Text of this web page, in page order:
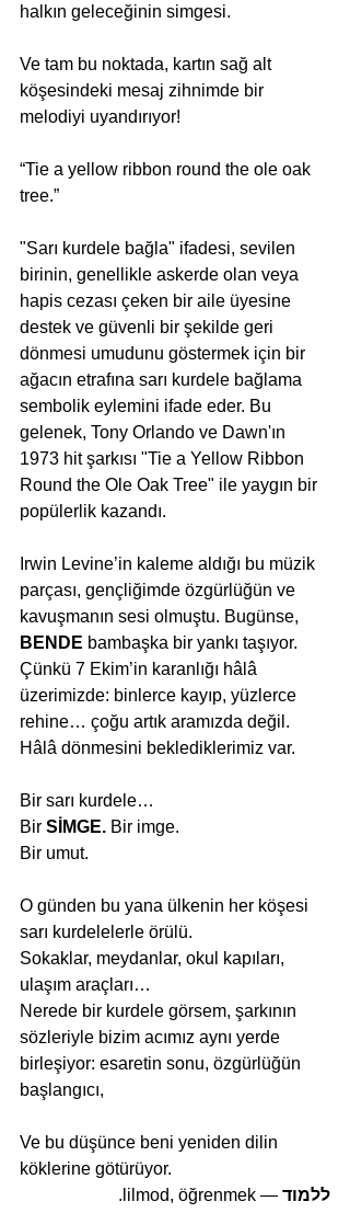
halkın geleceğinin simgesi.
Ve tam bu noktada, kartın sağ alt
köşesindeki mesaj zihnimde bir
melodiyi uyandırıyor!
“Tie a yellow ribbon round the ole oak
tree.”
"Sarı kurdele bağla" ifadesi, sevilen
birinin, genellikle askerde olan veya
hapis cezası çeken bir aile üyesine
destek ve güvenli bir şekilde geri
dönmesi umudunu göstermek için bir
ağacın etrafına sarı kurdele bağlama
sembolik eylemini ifade eder. Bu
gelenek, Tony Orlando ve Dawn'ın
1973 hit şarkısı "Tie a Yellow Ribbon
Round the Ole Oak Tree" ile yaygın bir
popülerlik kazandı.
Irwin Levine’in kaleme aldığı bu müzik
parçası, gençliğimde özgürlüğün ve
kavuşmanın sesi olmuştu. Bugünse,
BENDE bambaşka bir yankı taşıyor.
Çünkü 7 Ekim’in karanlığı hâlâ
üzerimizde: binlerce kayıp, yüzlerce
rehine… çoğu artık aramızda değil.
Hâlâ dönmesini beklediklerimiz var.
Bir sarı kurdele…
Bir SİMGE. Bir imge.
Bir umut.
O günden bu yana ülkenin her köşesi
sarı kurdelelerle örülü.
Sokaklar, meydanlar, okul kapıları,
ulaşım araçları…
Nerede bir kurdele görsem, şarkının
sözleriyle bizim acımız aynı yerde
birleşiyor: esaretin sonu, özgürlüğün
başlangıcı,
Ve bu düşünce beni yeniden dilin
köklerine götürüyor.
ללמוד — lilmod, öğrenmek.